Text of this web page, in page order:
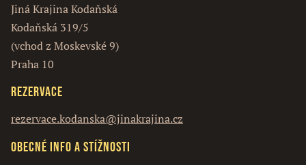
Jiná Krajina Kodaňská
Kodaňská 319/5
(vchod z Moskevské 9)
Praha 10
Rezervace
rezervace.kodanska@jinakrajina.cz
Obecné info a stížnosti